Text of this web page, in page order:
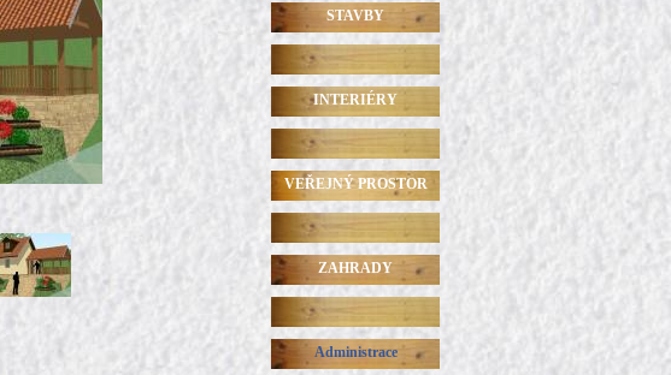
STAVBY
INTERIÉRY
VEŘEJNÝ PROSTOR
ZAHRADY
Administrace